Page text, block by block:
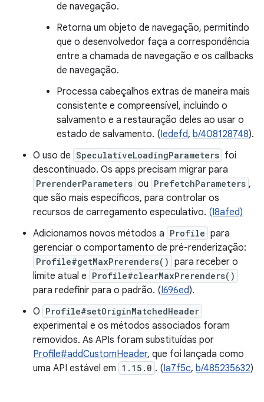
de navegação.
Retorna um objeto de navegação, permitindo
que o desenvolvedor faça a correspondência
entre a chamada de navegação e os callbacks
de navegação.
Processa cabeçalhos extras de maneira mais
consistente e compreensível, incluindo o
salvamento e a restauração deles ao usar o
estado de salvamento. (Iedefd, b/408128748).
O uso de SpeculativeLoadingParameters foi
descontinuado. Os apps precisam migrar para
PrerenderParameters ou PrefetchParameters ,
que são mais específicos, para controlar os
recursos de carregamento especulativo. (I8afed)
Adicionamos novos métodos a Profile para
gerenciar o comportamento de pré-renderização:
Profile#getMaxPrerenders() para receber o
limite atual e Profile#clearMaxPrerenders()
para redefinir para o padrão. (I696ed).
O Profile#setOriginMatchedHeader
experimental e os métodos associados foram
removidos. As APIs foram substituídas por
Profile#addCustomHeader, que foi lançada como
uma API estável em 1.15.0 . (Ia7f5c, b/485235632)